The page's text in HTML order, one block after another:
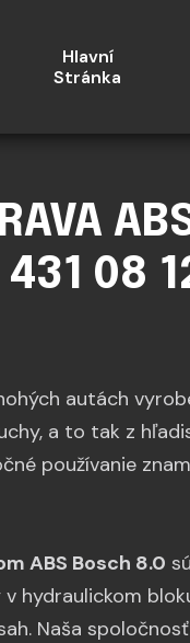
Hlavní
Stránka
08
autách
a to tak z
používanie
ABS Bosch 8.0
hydraulickom
Naša